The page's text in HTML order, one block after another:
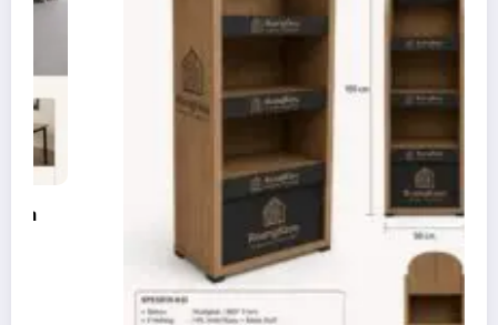
Hubungi Customer Service
Pilih CS yang tersedia untuk konsultasi cepat.
→
6282315355014 • Fast Response
→